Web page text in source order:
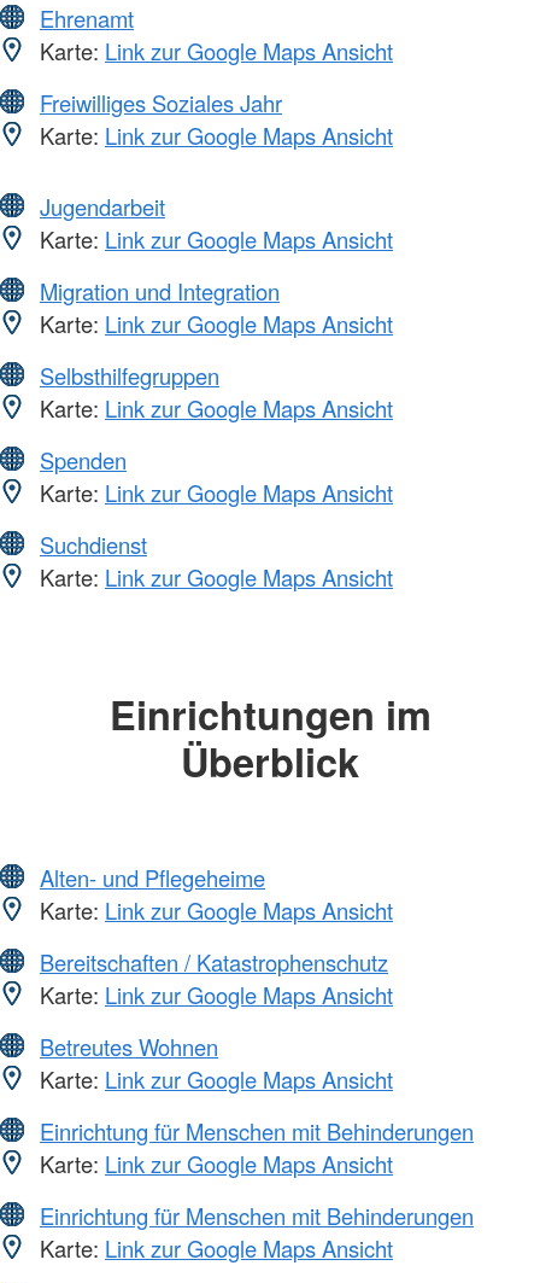
Ehrenamt
Karte: Link zur Google Maps Ansicht
Freiwilliges Soziales Jahr
Karte: Link zur Google Maps Ansicht
Jugendarbeit
Karte: Link zur Google Maps Ansicht
Migration und Integration
Karte: Link zur Google Maps Ansicht
Selbsthilfegruppen
Karte: Link zur Google Maps Ansicht
Spenden
Karte: Link zur Google Maps Ansicht
Suchdienst
Karte: Link zur Google Maps Ansicht
Einrichtungen im
Überblick
Alten- und Pflegeheime
Karte: Link zur Google Maps Ansicht
Bereitschaften / Katastrophenschutz
Karte: Link zur Google Maps Ansicht
Betreutes Wohnen
Karte: Link zur Google Maps Ansicht
Einrichtung für Menschen mit Behinderungen
Karte: Link zur Google Maps Ansicht
Einrichtung für Menschen mit Behinderungen
Karte: Link zur Google Maps Ansicht